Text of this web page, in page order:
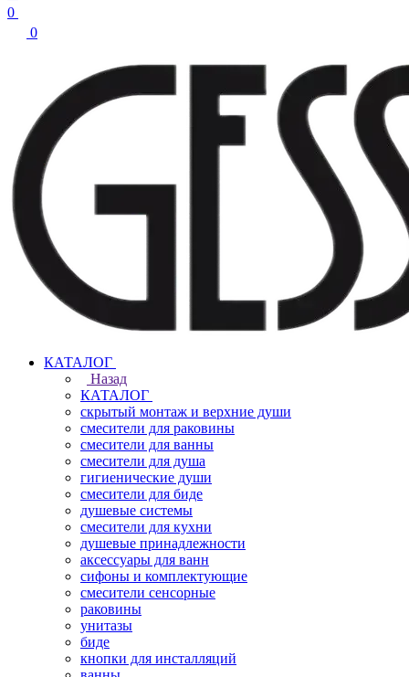
0
0
КАТАЛОГ
Назад
КАТАЛОГ
скрытый монтаж и верхние души
смесители для раковины
смесители для ванны
смесители для душа
гигиенические души
смесители для биде
душевые системы
смесители для кухни
душевые принадлежности
аксессуары для ванн
сифоны и комплектующие
смесители сенсорные
раковины
унитазы
биде
кнопки для инсталляций